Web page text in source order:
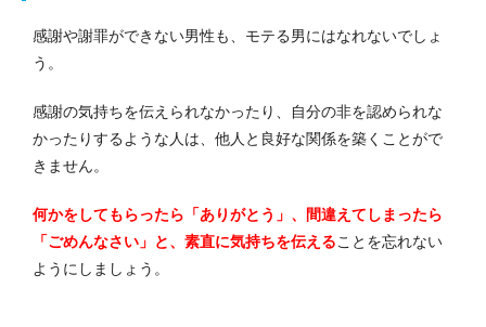
感謝や謝罪ができない男性も、モテる男にはなれないでしょ
う。
感謝の気持ちを伝えられなかったり、自分の非を認められな
かったりするような人は、他人と良好な関係を築くことがで
きません。
何かをしてもらったら「ありがとう」、間違えてしまったら
「ごめんなさい」と、素直に気持ちを伝えることを忘れない
ようにしましょう。